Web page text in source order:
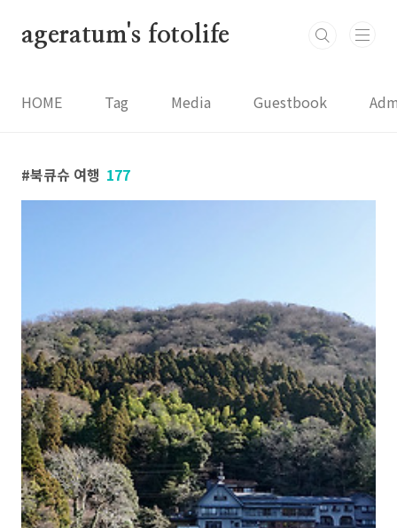
ageratum's fotolife
HOME Tag Media Guestbook
북큐슈 여행 177